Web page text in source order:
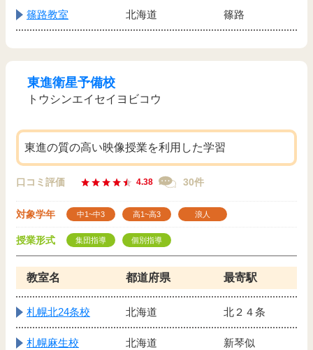
篠路教室 北海道 篠路
東進衛星予備校
トウシンエイセイヨビコウ
東進の質の高い映像授業を利用した学習
口コミ評価 4.38 30件
対象学年 中1~中3 高1~高3 浪人
授業形式 集団指導 個別指導
教室名 都道府県 最寄駅
札幌北24条校 北海道 北２４条
札幌麻生校 北海道 新琴似